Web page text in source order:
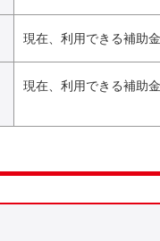
現在、利用できる補助
現在、利用できる補助